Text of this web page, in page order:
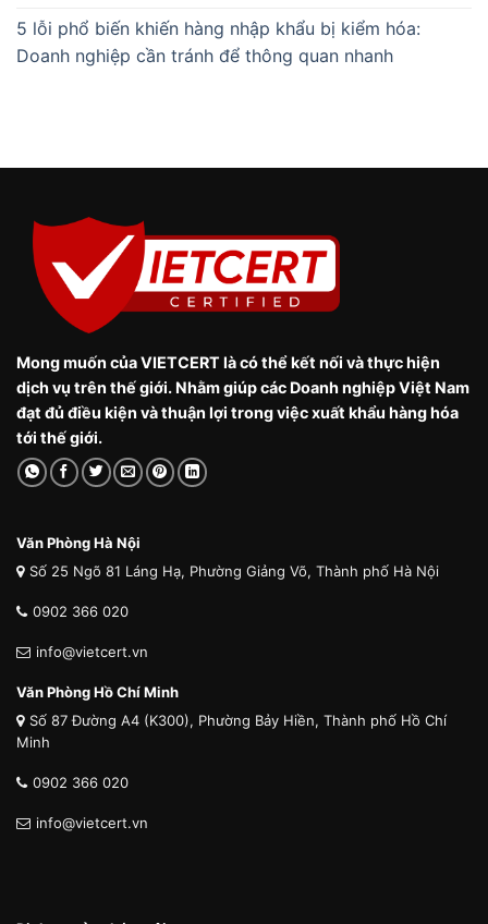
5 lỗi phổ biến khiến hàng nhập khẩu bị kiểm hóa:
Doanh nghiệp cần tránh để thông quan nhanh
Mong muốn của VIETCERT là có thể kết nối và thực hiện
dịch vụ trên thế giới. Nhằm giúp các Doanh nghiệp Việt Nam
đạt đủ điều kiện và thuận lợi trong việc xuất khẩu hàng hóa
tới thế giới.
Văn Phòng Hà Nội
Số 25 Ngõ 81 Láng Hạ, Phường Giảng Võ, Thành phố Hà Nội
0902 366 020
info@vietcert.vn
Văn Phòng Hồ Chí Minh
Số 87 Đường A4 (K300), Phường Bảy Hiền, Thành phố Hồ Chí
Minh
0902 366 020
info@vietcert.vn